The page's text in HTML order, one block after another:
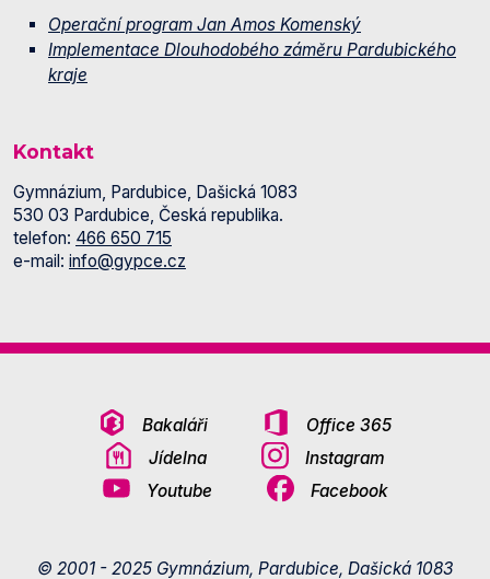
Operační program Jan Amos Komenský
Implementace Dlouhodobého záměru Pardubického
kraje
Kontakt
Gymnázium, Pardubice, Dašická 1083
530 03 Pardubice, Česká republika.
telefon: 466 650 715
e-mail: info@gypce.cz
Bakaláři
Office 365
Jídelna
Instagram
Youtube
Facebook
© 2001 - 2025 Gymnázium, Pardubice, Dašická 1083